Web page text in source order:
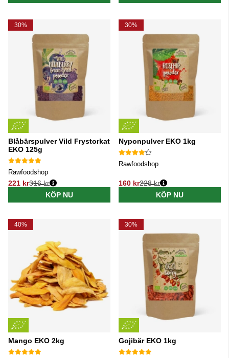
30%
Blåbärspulver Vild Frystorkat
EKO 125g
Rawfoodshop
221 kr
Ordinarie pris:
316 kr
KÖP NU
30%
Nyponpulver EKO 1kg
Rawfoodshop
160 kr
Ordinarie pris:
228 kr
KÖP NU
40%
Mango EKO 2kg
30%
Gojibär EKO 1kg